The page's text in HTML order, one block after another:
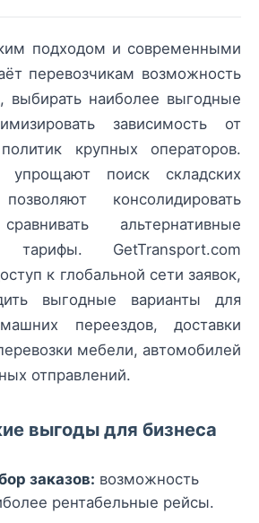
подходом и современными
перевозчикам возможность
выбирать наиболее выгодные
зависимость от
крупных операторов.
упрощают поиск складских
консолидировать
альтернативные
GetTransport.com
к глобальной сети заявок,
выгодные варианты для
переездов, доставки
мебели, автомобилей
отправлений.
выгоды для бизнеса
заказов: возможность
рентабельные рейсы.